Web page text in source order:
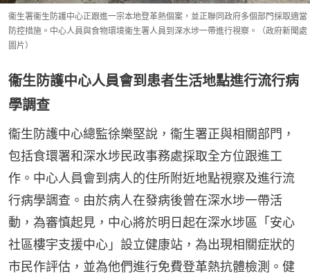
衞生署衞生防護中心正跟進一宗本地登革熱個案，並正聯同政府多個部門採取適當
防控措施。中心人員與食物環境衞生署人員到深水埗一帶進行視察。（政府新聞處
圖片）
衞生防護中心人員會到患者生活地點進行流行病
學調查
衞生防護中心總監徐樂堅說，衞生署正與相關部門，
包括食環署和深水埗民政事務處採取全方位跟進工
作。中心人員會到病人的住所附近地點視察及進行流
行病學調查。由於病人在發病後曾在深水埗一帶活
動，為審慎起見，中心將於明日起在深水埗區「安心
社區樓宇支援中心」設立健康站，為出現相關症狀的
市民作評估，並為他們進行免費登革熱抗體檢測。健